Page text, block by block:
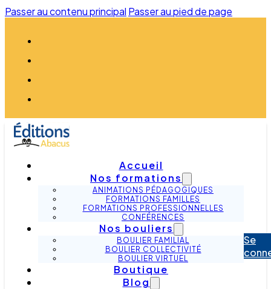
Passer au contenu principal Passer au pied de page
Accueil
Nos formations
ANIMATIONS PÉDAGOGIQUES
FORMATIONS FAMILLES
FORMATIONS PROFESSIONNELLES
CONFÉRENCES
Nos bouliers
BOULIER FAMILIAL
BOULIER COLLECTIVITÉ
BOULIER VIRTUEL
Boutique
Blog
Se